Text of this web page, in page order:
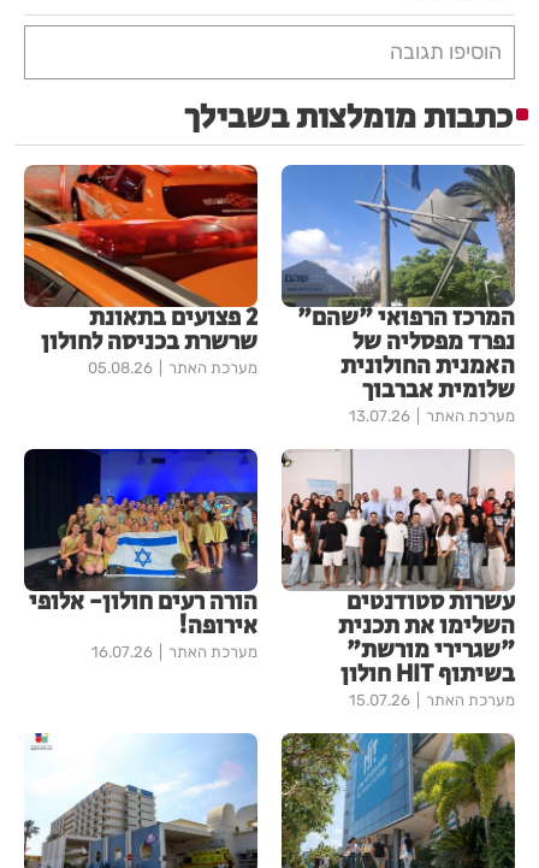
הוסיפו תגובה
כתבות מומלצות בשבילך
המרכז הרפואי "שהם"
נפרד מפסליה של
האמנית החולונית
שלומית אברבוך
מערכת האתר 13.07.26
2 פצועים בתאונת
שרשרת בכניסה לחולון
מערכת האתר 05.08.26
עשרות סטודנטים
השלימו את תכנית
"שגרירי מורשת"
בשיתוף HIT חולון
מערכת האתר 15.07.26
הורה רעים חולון- אלופי
אירופה!
מערכת האתר 16.07.26